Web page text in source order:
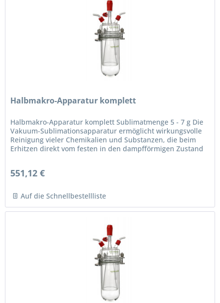
Halbmakro-Apparatur komplett
Halbmakro-Apparatur komplett Sublimatmenge 5 - 7 g Die
Vakuum-Sublimationsapparatur ermöglicht wirkungsvolle
Reinigung vieler Chemikalien und Substanzen, die beim
Erhitzen direkt vom festen in den dampfförmigen Zustand
551,12 €
Auf die Schnellbestellliste